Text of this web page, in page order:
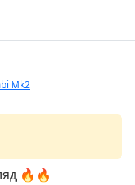
Mk2
🔥🔥